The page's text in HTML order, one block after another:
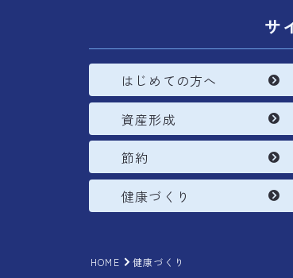
サ
はじめての方へ
資産形成
節約
健康づくり
HOME 健康づくり